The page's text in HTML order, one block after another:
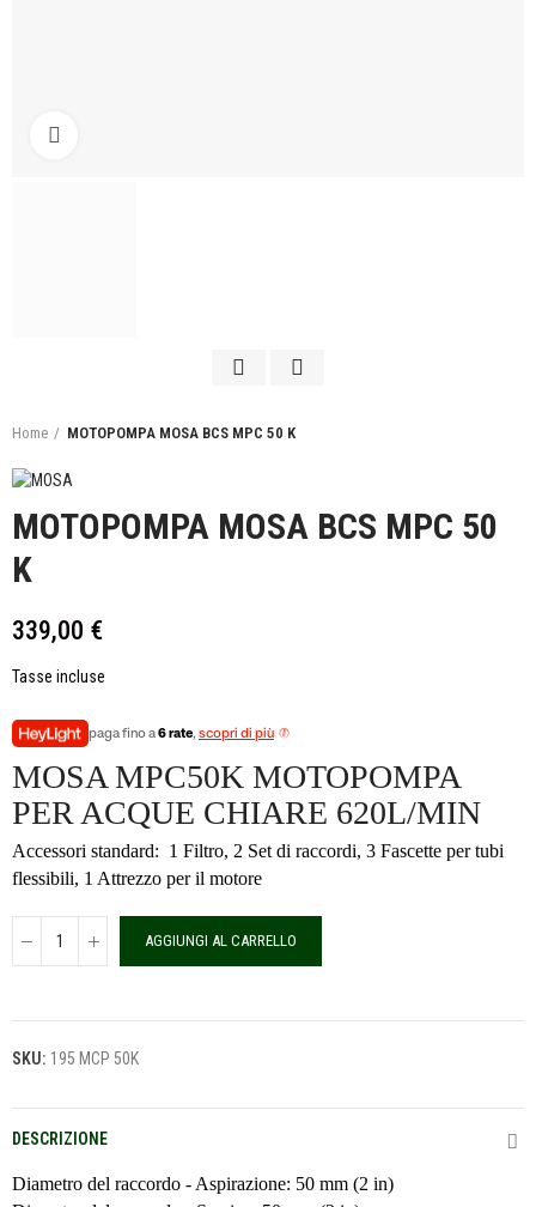
Home MOTOPOMPA MOSA BCS MPC 50 K
MOTOPOMPA MOSA BCS MPC 50
K
339,00 €
Tasse incluse
paga fino a6 rate, scopri di più
MOSA MPC50K MOTOPOMPA
PER ACQUE CHIARE 620L/MIN
Accessori standard: 1 Filtro, 2 Set di raccordi, 3 Fascette per tubi
flessibili, 1 Attrezzo per il motore
AGGIUNGI AL CARRELLO
SKU: 195 MCP 50K
DESCRIZIONE
Diametro del raccordo - Aspirazione: 50 mm (2 in)